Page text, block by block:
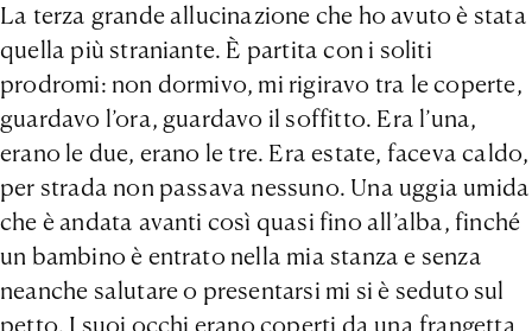
La terza grande allucinazione che ho avuto è stata
quella più straniante. È partita con i soliti
prodromi: non dormivo, mi rigiravo tra le coperte,
guardavo l’ora, guardavo il soffitto. Era l’una,
erano le due, erano le tre. Era estate, faceva caldo,
per strada non passava nessuno. Una uggia umida
che è andata avanti così quasi fino all’alba, finché
un bambino è entrato nella mia stanza e senza
neanche salutare o presentarsi mi si è seduto sul